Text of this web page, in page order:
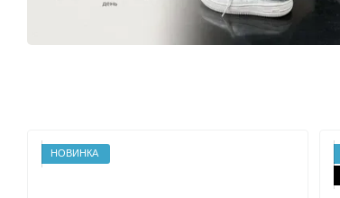
НОВИНКА